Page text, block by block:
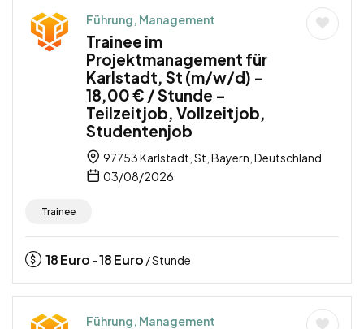
Führung, Management
Trainee im
Projektmanagement für
Karlstadt, St (m/w/d) –
18,00 € / Stunde –
Teilzeitjob, Vollzeitjob,
Studentenjob
97753 Karlstadt, St, Bayern, Deutschland
03/08/2026
Trainee
18Euro -18Euro / Stunde
Führung, Management